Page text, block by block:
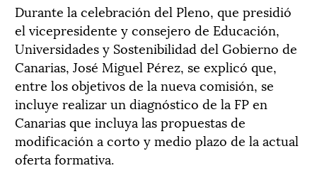
Durante la celebración del Pleno, que presidió
el vicepresidente y consejero de Educación,
Universidades y Sostenibilidad del Gobierno de
Canarias, José Miguel Pérez, se explicó que,
entre los objetivos de la nueva comisión, se
incluye realizar un diagnóstico de la FP en
Canarias que incluya las propuestas de
modificación a corto y medio plazo de la actual
oferta formativa.